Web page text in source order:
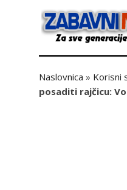
Naslovnica » Korisni
posaditi rajčicu: